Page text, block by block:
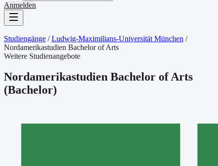
Anmelden
Studiengänge / Ludwig-Maximilians-Universität München /
Nordamerikastudien Bachelor of Arts
Weitere Studienangebote
Nordamerikastudien Bachelor of Arts
(Bachelor)